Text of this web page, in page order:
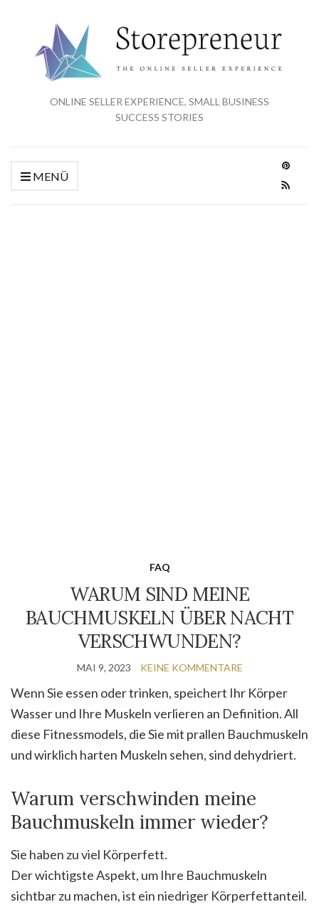
ONLINE SELLER EXPERIENCE, SMALL BUSINESS
SUCCESS STORIES
MENÜ
FAQ
WARUM SIND MEINE
BAUCHMUSKELN ÜBER NACHT
VERSCHWUNDEN?
MAI 9, 2023 KEINE KOMMENTARE
Wenn Sie essen oder trinken, speichert Ihr Körper
Wasser und Ihre Muskeln verlieren an Definition. All
diese Fitnessmodels, die Sie mit prallen Bauchmuskeln
und wirklich harten Muskeln sehen, sind dehydriert.
Warum verschwinden meine
Bauchmuskeln immer wieder?
Sie haben zu viel Körperfett.
Der wichtigste Aspekt, um Ihre Bauchmuskeln
sichtbar zu machen, ist ein niedriger Körperfettanteil.